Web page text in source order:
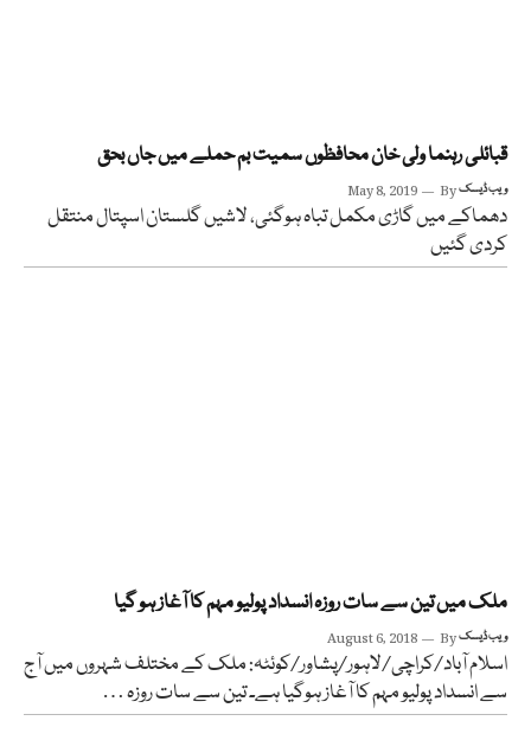
قبائلی رہنما ولی خان محافظوں سمیت بم حملے میں جاں بحق
May 8, 2019 Byویب ڈیسک
دھماکے میں گاڑی مکمل تباہ ہوگئی، لاشیں گلستان اسپتال منتقل
کردی گئیں
ملک میں تین سے سات روزہ انسداد پولیو مہم کا آغاز ہو گیا
August 6, 2018 Byویب ڈیسک
اسلام آباد/کراچی/لاہور/پشاور/کوئٹہ: ملک کے مختلف شہروں میں آج
سے انسداد پولیو مہم کا آغاز ہوگیا ہے۔ تین سے سات روزہ …